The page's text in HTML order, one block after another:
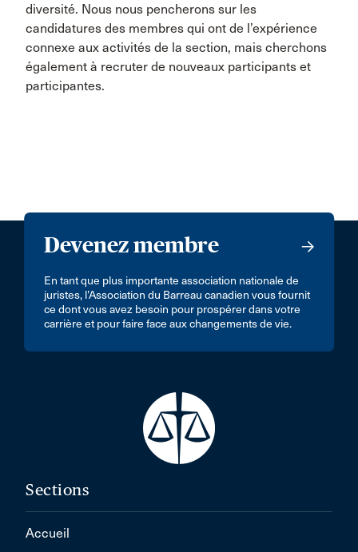
diversité. Nous nous pencherons sur les
candidatures des membres qui ont de l’expérience
connexe aux activités de la section, mais cherchons
également à recruter de nouveaux participants et
participantes.
Devenez membre
En tant que plus importante association nationale de
juristes, l’Association du Barreau canadien vous fournit
ce dont vous avez besoin pour prospérer dans votre
carrière et pour faire face aux changements de vie.
Sections
Accueil